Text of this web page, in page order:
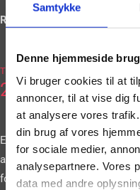
Samtykke
Denne hjemmeside
Vi bruger cookies til at
annoncer, til at vise dig
at analysere vores
din brug af vores
for sociale medier,
analysepartnere. Vores
data med andre
Ring og book på
Tlf.
2036
2663
Eller book vores
artister gennem vores
formular. Vi